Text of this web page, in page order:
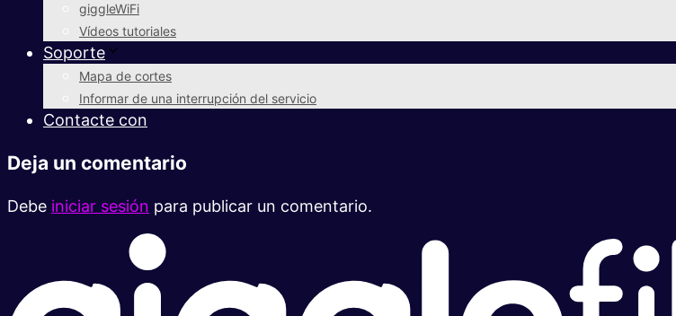
giggleWiFi
Vídeos tutoriales
Soporte
Mapa de cortes
Informar de una interrupción del servicio
Contacte con
Deja un comentario
Debe iniciar sesión para publicar un comentario.